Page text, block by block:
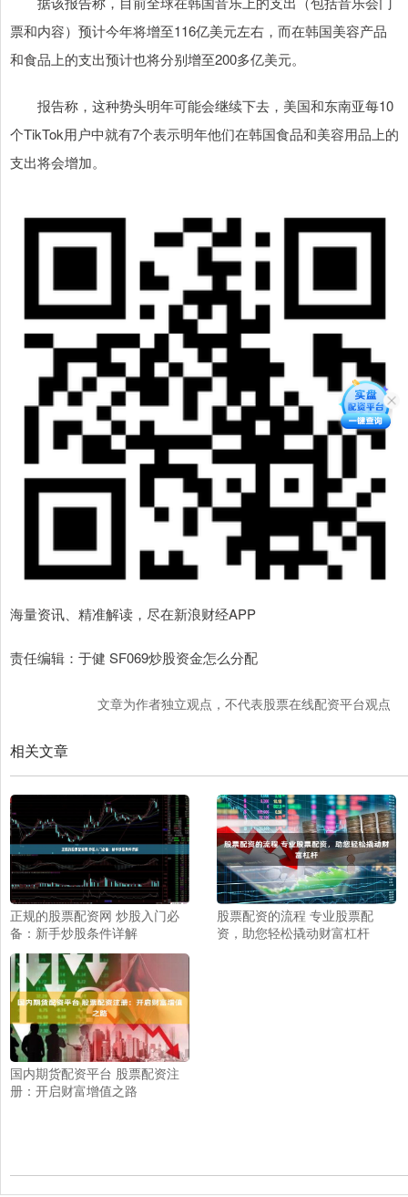
票和内容）预计今年将增至116亿美元左右，而在韩国美容产品
和食品上的支出预计也将分别增至200多亿美元。
报告称，这种势头明年可能会继续下去，美国和东南亚每10
个TikTok用户中就有7个表示明年他们在韩国食品和美容用品上的
支出将会增加。
海量资讯、精准解读，尽在新浪财经APP
责任编辑：于健 SF069炒股资金怎么分配
文章为作者独立观点，不代表股票在线配资平台观点
相关文章
正规的股票配资网 炒股入门必
备：新手炒股条件详解
股票配资的流程 专业股票配
资，助您轻松撬动财富杠杆
国内期货配资平台 股票配资注
册：开启财富增值之路